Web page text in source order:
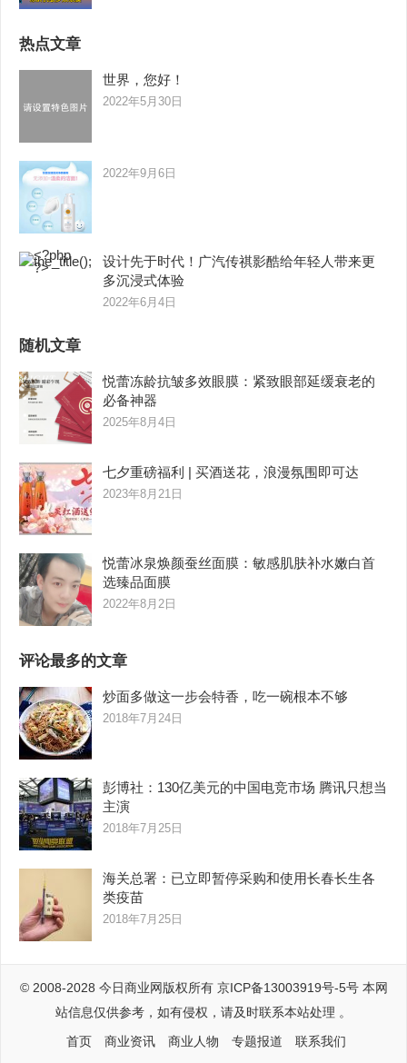
热点文章
世界，您好！
2022年5月30日
2022年9月6日
设计先于时代！广汽传祺影酷给年轻人带来更
多沉浸式体验
2022年6月4日
随机文章
悦蕾冻龄抗皱多效眼膜：紧致眼部延缓衰老的
必备神器
2025年8月4日
七夕重磅福利 | 买酒送花，浪漫氛围即可达
2023年8月21日
悦蕾冰泉焕颜蚕丝面膜：敏感肌肤补水嫩白首
选臻品面膜
2022年8月2日
评论最多的文章
炒面多做这一步会特香，吃一碗根本不够
2018年7月24日
彭博社：130亿美元的中国电竞市场 腾讯只想当
主演
2018年7月25日
海关总署：已立即暂停采购和使用长春长生各
类疫苗
2018年7月25日
© 2008-2028 今日商业网版权所有 京ICP备13003919号-5号本网
站信息仅供参考，如有侵权，请及时联系本站处理 。
首页
商业资讯 商业人物 专题报道 联系我们